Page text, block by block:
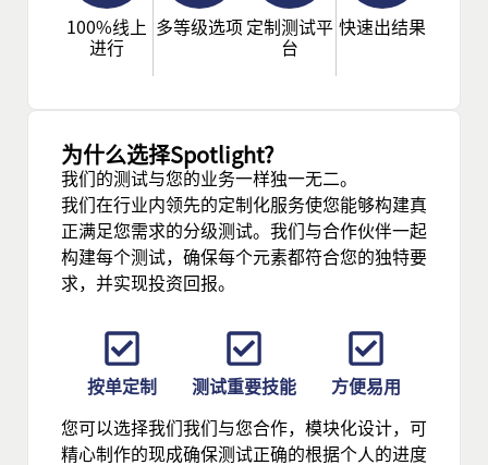
100%线上
进行
多等级选项 定制测试平
台
快速出结果
为什么选择Spotlight?
我们的测试与您的业务一样独一无二。
我们在行业内领先的定制化服务使您能够构建真
正满足您需求的分级测试。我们与合作伙伴一起
构建每个测试，确保每个元素都符合您的独特要
求，并实现投资回报。
按单定制
您可以选择我们
精心制作的现成
测试重要技能
我们与您合作，
确保测试正确的
方便易用
模块化设计，可
根据个人的进度